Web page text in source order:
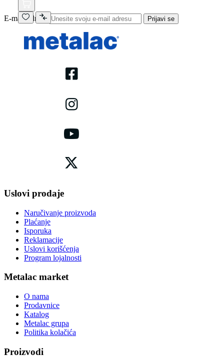
E-mail adresa Prijavi se
Uslovi prodaje
Naručivanje proizvoda
Plaćanje
Isporuka
Reklamacije
Uslovi korišćenja
Program lojalnosti
Metalac market
O nama
Prodavnice
Katalog
Metalac grupa
Politika kolačića
Proizvodi